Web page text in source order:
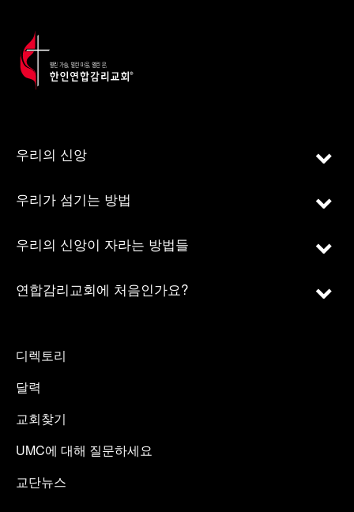
우리의 신앙
우리가 섬기는 방법
우리의 신앙이 자라는 방법들
연합감리교회에 처음인가요?
디렉토리
달력
교회찾기
UMC에 대해 질문하세요
교단뉴스